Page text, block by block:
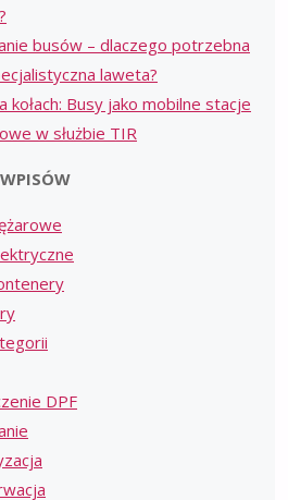
busów – dlaczego potrzebna
laweta?
kołach: Busy jako mobilne stacje
w służbie TIR
DPF